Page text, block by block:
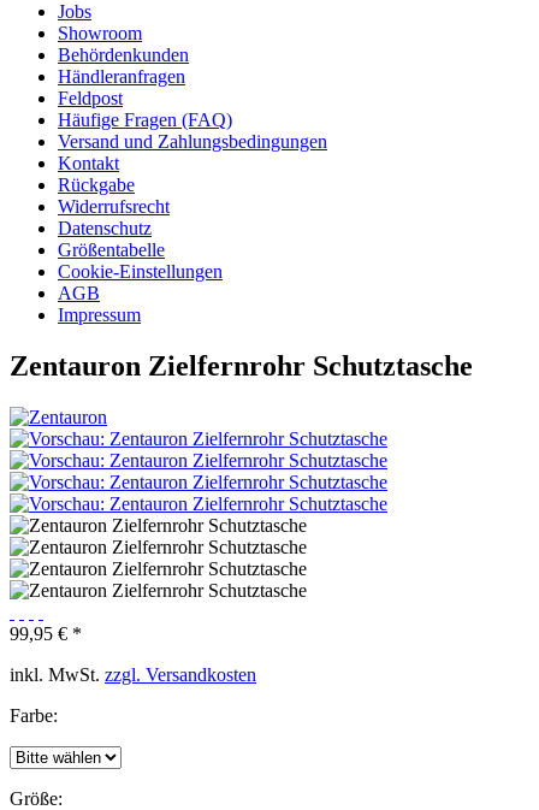
Jobs
Showroom
Behördenkunden
Händleranfragen
Feldpost
Häufige Fragen (FAQ)
Versand und Zahlungsbedingungen
Kontakt
Rückgabe
Widerrufsrecht
Datenschutz
Größentabelle
Cookie-Einstellungen
AGB
Impressum
Zentauron Zielfernrohr Schutztasche
99,95 € *
inkl. MwSt. zzgl. Versandkosten
Farbe:
Größe: